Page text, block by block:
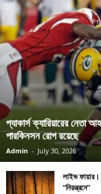
প্যাকার্স ক্যারিয়ারের নেতা
পারকিনসন রোগ রয়েছে
Admin - July 30, 2026
লাইভ ফায়ার।
“নিয়ন্ত্রনে”